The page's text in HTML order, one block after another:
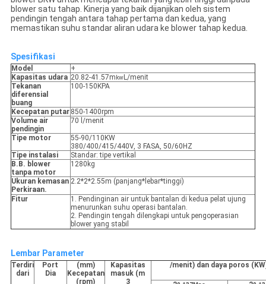
blower satu tahap. Kinerja yang baik dijanjikan oleh sistem
pendingin tengah antara tahap pertama dan kedua, yang
memastikan suhu standar aliran udara ke blower tahap kedua.
Spesifikasi
Model
+
Kapasitas udara 20.82-41.57m kwL/menit
Tekanan
diferensial
buang
100-150KPA
Kecepatan putar 850-1400rpm
Volume air
pendingin
70 l/menit
Tipe motor
55-90/110KW
380/400/415/440V, 3 FASA, 50/60HZ
Tipe instalasi
Standar: tipe vertikal
B.B. blower
tanpa motor
1280kg
Ukuran kemasan
Perkiraan.
2.2*2*2.55m (panjang*lebar*tinggi)
Fitur
1. Pendinginan air untuk bantalan di kedua pelat ujung
menurunkan suhu operasi bantalan.
2. Pendingin tengah dilengkapi untuk pengoperasian
blower yang stabil
Lembar Parameter
Terdiri
dari
Port
Dia
(mm)
Kecepatan
(rpm)
Kapasitas
masuk (m
3
/menit) dan daya poros